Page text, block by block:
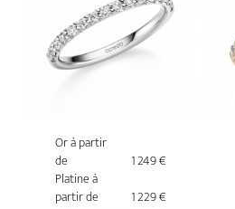
Or à partir
de
1 249 €
Platine à
partir de
1 229 €